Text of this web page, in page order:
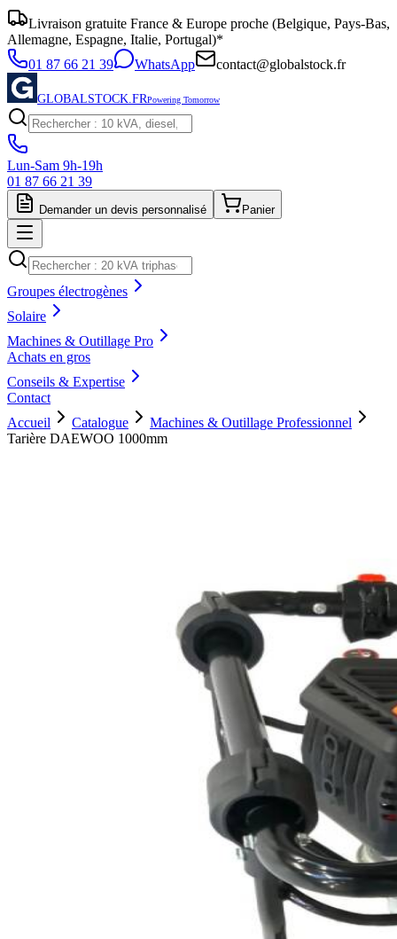
Livraison gratuite France & Europe proche (Belgique, Pays-Bas,
Allemagne, Espagne, Italie, Portugal)*
01 87 66 21 39
WhatsApp contact@globalstock.fr
GLOBALSTOCK.FRPowering Tomorrow
Lun-Sam 9h-19h
01 87 66 21 39
Demander un devis personnalisé Panier
Groupes électrogènes
Solaire
Machines & Outillage Pro
Achats en gros
Conseils & Expertise
Contact
Accueil
Catalogue
Machines & Outillage Professionnel
Tarière DAEWOO 1000mm